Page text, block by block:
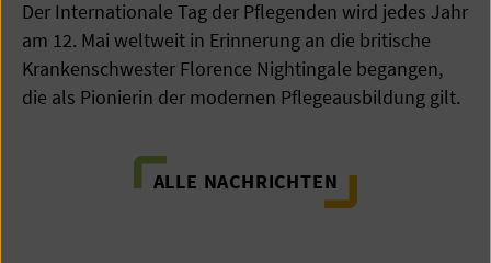
Der Internationale Tag der Pflegenden wird jedes Jahr
am 12. Mai weltweit in Erinnerung an die britische
Krankenschwester Florence Nightingale begangen,
die als Pionierin der modernen Pflegeausbildung gilt.
ALLE NACHRICHTEN